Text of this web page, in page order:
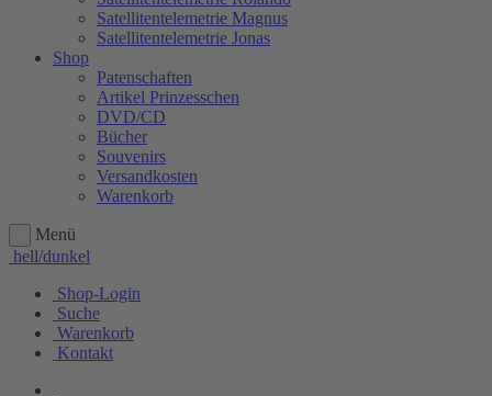
Satellitentelemetrie Magnus
Satellitentelemetrie Jonas
Shop
Patenschaften
Artikel Prinzesschen
DVD/CD
Bücher
Souvenirs
Versandkosten
Warenkorb
Menü
hell/dunkel
Shop-Login
Suche
Warenkorb
Kontakt